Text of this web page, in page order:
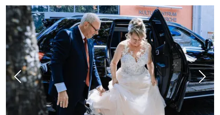
Vorheriges Bild